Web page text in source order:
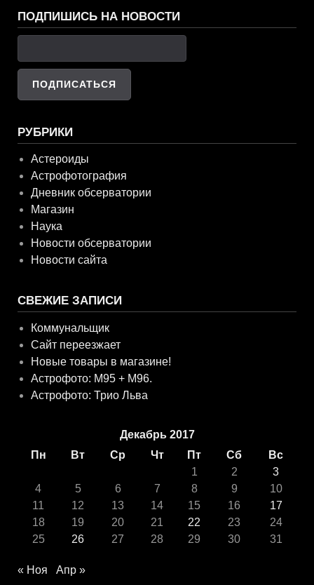
ПОДПИШИСЬ НА НОВОСТИ
РУБРИКИ
Астероиды
Астрофотография
Дневник обсерватории
Магазин
Наука
Новости обсерватории
Новости сайта
СВЕЖИЕ ЗАПИСИ
Коммунальщик
Сайт переезжает
Новые товары в магазине!
Астрофото: M95 + M96.
Астрофото: Трио Льва
Декабрь 2017
Пн
Вт Ср Чт Пт Сб
Вс
1
2
3
4
5 6 7 8 9
10
11
12 13 14 15 16
17
18
19 20 21 22 23
24
25
26 27 28 29 30 31
« Ноя Апр »